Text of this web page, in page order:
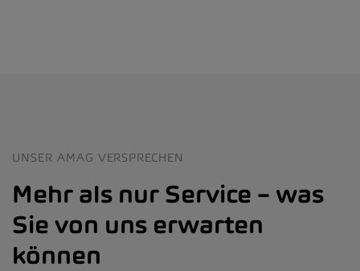
UNSER AMAG VERSPRECHEN
Mehr als nur Service – was
Sie von uns erwarten
können